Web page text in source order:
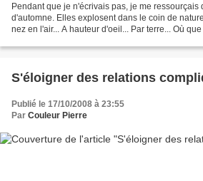
Pendant que je n'écrivais pas, je me ressourçais
d'automne. Elles explosent dans le coin de
nez en l'air... A hauteur d'oeil... Par terre... Où
S'éloigner des relations
Publié le 17/10/2008 à 23:55
Par Couleur Pierre